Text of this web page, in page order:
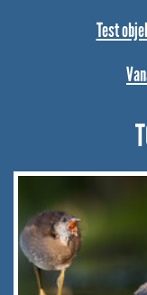
Test